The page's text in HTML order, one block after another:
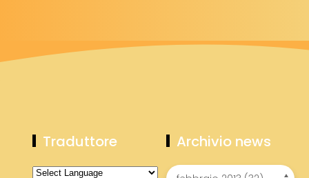
Traduttore Archivio news